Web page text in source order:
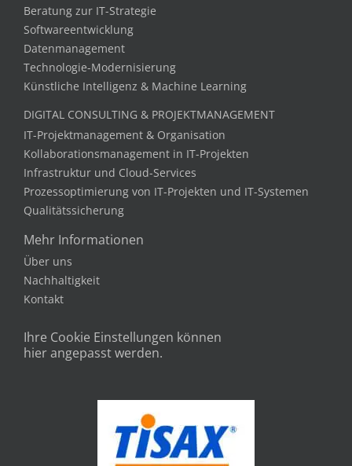
Beratung zur IT-Strategie
Softwareentwicklung
Datenmanagement
Technologie-Modernisierung
Künstliche Intelligenz & Machine Learning
DIGITAL CONSULTING & PROJEKTMANAGEMENT
IT-Projektmanagement & Organisation
Kollaborationsmanagement in IT-Projekten
Infrastruktur und Cloud-Services
Prozessoptimierung von IT-Projekten und IT-Systemen
Qualitätssicherung
Mehr Informationen
Über uns
Nachhaltigkeit
Kontakt
Ihre Cookie Einstellungen können
hier angepasst werden.